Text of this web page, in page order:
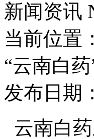
新闻资讯
当前位置：
“云南白
发布日期
云南白